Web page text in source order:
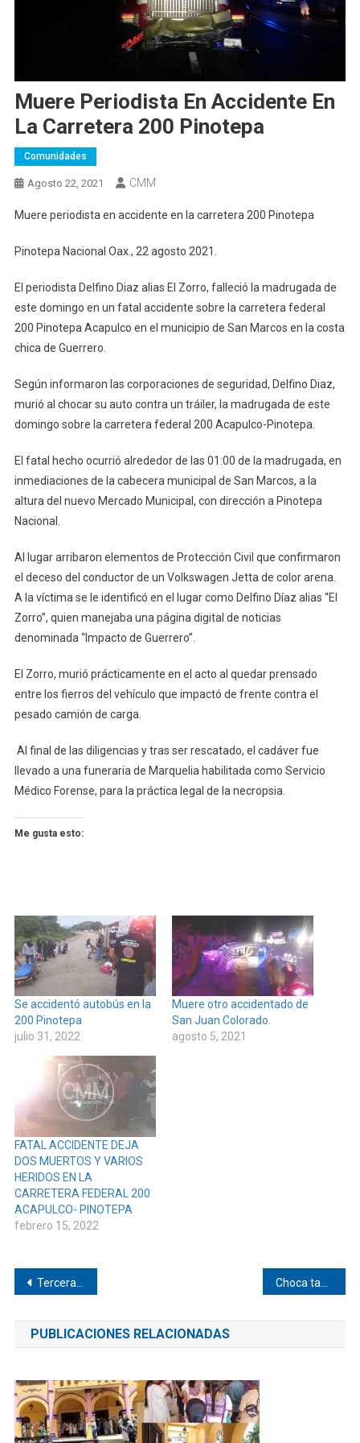
Muere Periodista En Accidente En
La Carretera 200 Pinotepa
Comunidades
Agosto 22, 2021 CMM
Muere periodista en accidente en la carretera 200 Pinotepa
Pinotepa Nacional Oax., 22 agosto 2021.
El periodista Delfino Diaz alias El Zorro, falleció la madrugada de
este domingo en un fatal accidente sobre la carretera federal
200 Pinotepa Acapulco en el municipio de San Marcos en la costa
chica de Guerrero.
Según informaron las corporaciones de seguridad, Delfino Diaz,
murió al chocar su auto contra un tráiler, la madrugada de este
domingo sobre la carretera federal 200 Acapulco-Pinotepa.
El fatal hecho ocurrió alrededor de las 01:00 de la madrugada, en
inmediaciones de la cabecera municipal de San Marcos, a la
altura del nuevo Mercado Municipal, con dirección a Pinotepa
Nacional.
Al lugar arribaron elementos de Protección Civil que confirmaron
el deceso del conductor de un Volkswagen Jetta de color arena.
A la víctima se le identificó en el lugar como Delfino Díaz alias “El
Zorro”, quien manejaba una página digital de noticias
denominada “Impacto de Guerrero”.
El Zorro, murió prácticamente en el acto al quedar prensado
entre los fierros del vehículo que impactó de frente contra el
pesado camión de carga.
Al final de las diligencias y tras ser rescatado, el cadáver fue
llevado a una funeraria de Marquelia habilitada como Servicio
Médico Forense, para la práctica legal de la necropsia.
Me gusta esto:
Se accidentó autobús en la
200 Pinotepa
julio 31, 2022
Muere otro accidentado de
San Juan Colorado.
agosto 5, 2021
FATAL ACCIDENTE DEJA
DOS MUERTOS Y VARIOS
HERIDOS EN LA
CARRETERA FEDERAL 200
ACAPULCO- PINOTEPA
febrero 15, 2022
Navegación
de
entradas
Tercera ola de COVID-19 pega a afro mexicanos e indígenas de la zona de Pinotepa
PUBLICACIONES RELACIONADAS